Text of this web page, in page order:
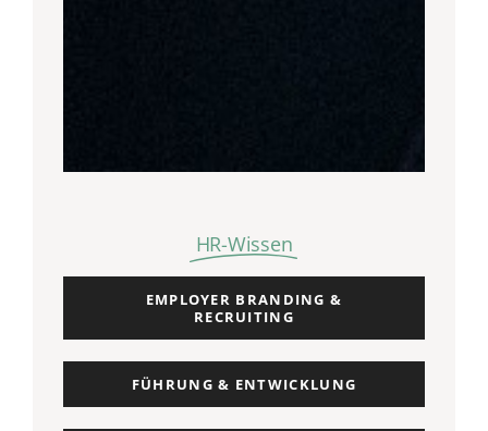
HR-Wissen
EMPLOYER BRANDING &
RECRUITING
FÜHRUNG & ENTWICKLUNG